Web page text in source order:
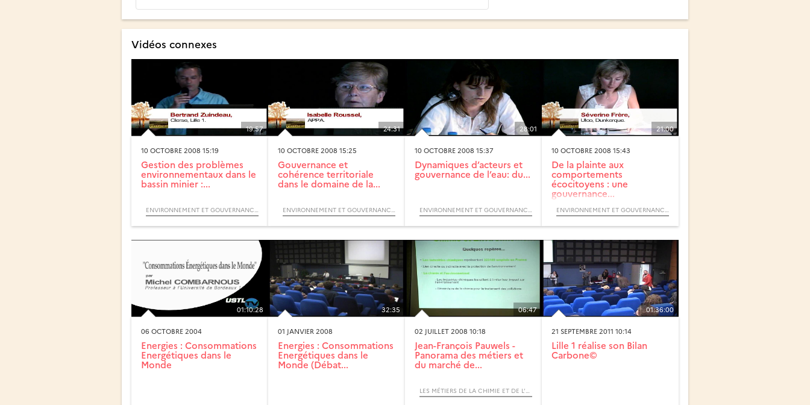
Vidéos connexes
19:57
10 OCTOBRE 2008 15:19
Gestion des problèmes
environnementaux dans le
bassin minier :...
ENVIRONNEMENT ET GOUVERNANCE DES TERRITOIRES (COLLOQUE)
24:31
10 OCTOBRE 2008 15:25
Gouvernance et
cohérence territoriale
dans le domaine de la...
ENVIRONNEMENT ET GOUVERNANCE DES TERRITOIRES (COLLOQUE)
28:01
10 OCTOBRE 2008 15:37
Dynamiques d’acteurs et
gouvernance de l’eau: du...
ENVIRONNEMENT ET GOUVERNANCE DES TERRITOIRES (COLLOQUE)
21:00
10 OCTOBRE 2008 15:43
De la plainte aux
comportements
écocitoyens : une
gouvernance...
ENVIRONNEMENT ET GOUVERNANCE DES TERRITOIRES (COLLOQUE)
01:10:28
06 OCTOBRE 2004
Energies : Consommations
Energétiques dans le
Monde
32:35
01 JANVIER 2008
Energies : Consommations
Energétiques dans le
Monde (Débat...
06:47
02 JUILLET 2008 10:18
Jean-François Pauwels -
Panorama des métiers et
du marché de...
LES MÉTIERS DE LA CHIMIE ET DE L’ENVIRONNEMENT (TABLE RONDE) - SUAIO
01:36:00
21 SEPTEMBRE 2011 10:14
Lille 1 réalise son Bilan
Carbone©